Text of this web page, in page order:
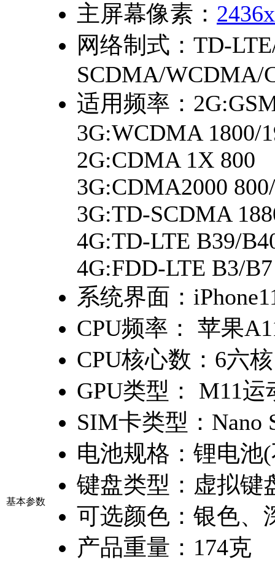
基本参数
主屏幕像素：
网络制式： TD-
SCDMA/WCDMA/
适用频率：
3G:WCDMA 1800/
2G:CDMA 1X 800
3G:CDMA2000
3G:TD-SCDMA
4G:TD-LTE B39/
4G:FDD-LTE B3/B7
系统界面：
CPU频率：
苹果
CPU核心数： 6六核
GPU类型：
M11运
SIM卡类型： Nano
电池规格： 锂电池
键盘类型： 虚拟键
可选颜色： 银色、
产品重量： 174克